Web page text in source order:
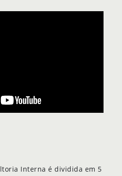
Interna é dividida em 5